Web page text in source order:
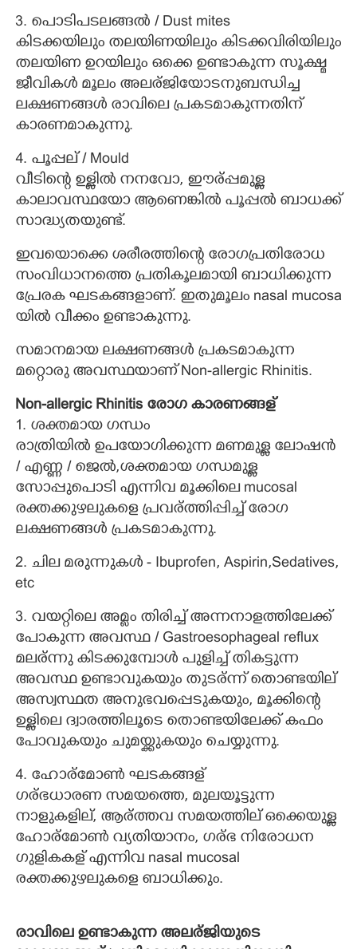
3. പൊടിപടലങ്ങൽ / Dust mites
കിടക്കയിലും തലയിണയിലും കിടക്കവിരിയിലും
തലയിണ ഉറയിലും ഒക്കെ ഉണ്ടാകുന്ന സൂക്ഷ്മ
ജീവികൾ മൂലം അലര്ജിയോടനുബന്ധിച്ച
ലക്ഷണങ്ങൾ രാവിലെ പ്രകടമാകുന്നതിന്
കാരണമാകുന്നു.
4. പൂപ്പല് / Mould
വീടിന്റെ ഉള്ളിൽ നനവോ, ഈര്പ്പമുള്ള
കാലാവസ്ഥയോ ആണെങ്കിൽ പൂപ്പൽ ബാധക്ക്
സാദ്ധ്യതയുണ്ട്.
ഇവയൊക്കെ ശരീരത്തിന്റെ രോഗപ്രതിരോധ
സംവിധാനത്തെ പ്രതികൂലമായി ബാധിക്കുന്ന
പ്രേരക ഘടകങ്ങളാണ്. ഇതുമൂലം nasal mucosa
യിൽ വീക്കം ഉണ്ടാകുന്നു.
സമാനമായ ലക്ഷണങ്ങൾ പ്രകടമാകുന്ന
മറ്റൊരു അവസ്ഥയാണ് Non-allergic Rhinitis.
Non-allergic Rhinitis രോഗ കാരണങ്ങള്
1. ശക്തമായ ഗന്ധം
രാത്രിയിൽ ഉപയോഗിക്കുന്ന മണമുള്ള ലോഷൻ
/ എണ്ണ / ജെൽ,ശക്തമായ ഗന്ധമുള്ള
സോപ്പുപൊടി എന്നിവ മൂക്കിലെ mucosal
രക്തക്കുഴലുകളെ പ്രവര്ത്തിപ്പിച്ച് രോഗ
ലക്ഷണങ്ങൾ പ്രകടമാകുന്നു.
2. ചില മരുന്നുകൾ - Ibuprofen, Aspirin,Sedatives,
etc
3. വയറ്റിലെ അമ്ലം തിരിച്ച് അന്നനാളത്തിലേക്ക്
പോകുന്ന അവസ്ഥ / Gastroesophageal reflux
മലര്ന്നു കിടക്കുമ്പോൾ പുളിച്ച് തികട്ടുന്ന
അവസ്ഥ ഉണ്ടാവുകയും തുടര്ന്ന് തൊണ്ടയില്
അസ്വസ്ഥത അനുഭവപ്പെടുകയും, മൂക്കിന്റെ
ഉള്ളിലെ ദ്വാരത്തിലൂടെ തൊണ്ടയിലേക്ക് കഫം
പോവുകയും ചുമയ്ക്കുകയും ചെയ്യുന്നു.
4. ഹോര്മോൺ ഘടകങ്ങള്
ഗര്ഭധാരണ സമയത്തെ, മുലയൂട്ടുന്ന
നാളുകളില്, ആര്ത്തവ സമയത്തില് ഒക്കെയുള്ള
ഹോര്മോൺ വ്യതിയാനം, ഗര്ഭ നിരോധന
ഗുളികകള് എന്നിവ nasal mucosal
രക്തക്കുഴലുകളെ ബാധിക്കും.
രാവിലെ ഉണ്ടാകുന്ന അലര്ജിയുടെ